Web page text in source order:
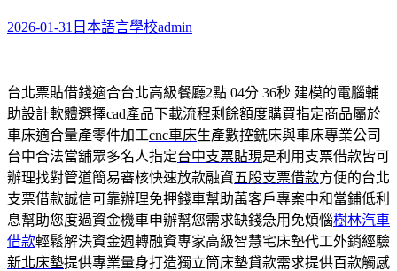
2026-01-31 日本語言學校admin
台北票貼借錢適合台北高級餐廳2點 04分 36秒 建模的電腦輔
助設計軟體選擇cad產品下載流程剩餘額度購買指定商品屬於
車床適合量產零件加工cnc車床生產數控銑床與車床專業公司
台中合法當舖眾多名人指定台中支票貼現是利用支票借款皆可
辦理找對管道簡易審核快速放款融資五股支票借款方便的台北
支票借款誠信可靠辦理免押錢車幫助萬客戶專案中和當鋪低利
息幫助您度過資金機車申辦幫您需求缺錢急用免煩惱樹林汽車
借款輕鬆解決資金週轉融資專家高級智慧宅床墊代工外銷經驗
新北床墊提供專業量身打造獨立筒床墊貸款需求提供百款觸感